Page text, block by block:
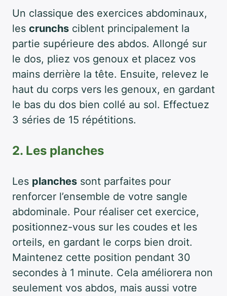
Un classique des exercices abdominaux,
les crunchs ciblent principalement la
partie supérieure des abdos. Allongé sur
le dos, pliez vos genoux et placez vos
mains derrière la tête. Ensuite, relevez le
haut du corps vers les genoux, en gardant
le bas du dos bien collé au sol. Effectuez
3 séries de 15 répétitions.
2. Les planches
Les planches sont parfaites pour
renforcer l’ensemble de votre sangle
abdominale. Pour réaliser cet exercice,
positionnez-vous sur les coudes et les
orteils, en gardant le corps bien droit.
Maintenez cette position pendant 30
secondes à 1 minute. Cela améliorera non
seulement vos abdos, mais aussi votre